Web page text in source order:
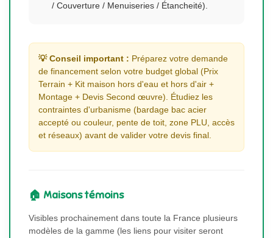
/ Couverture / Menuiseries / Étancheité).
💡 Conseil important : Préparez votre demande
de financement selon votre budget global (Prix
Terrain + Kit maison hors d'eau et hors d'air +
Montage + Devis Second œuvre). Étudiez les
contraintes d'urbanisme (bardage bac acier
accepté ou couleur, pente de toit, zone PLU, accès
et réseaux) avant de valider votre devis final.
🏠 Maisons témoins
Visibles prochainement dans toute la France plusieurs
modèles de la gamme (les liens pour visiter seront